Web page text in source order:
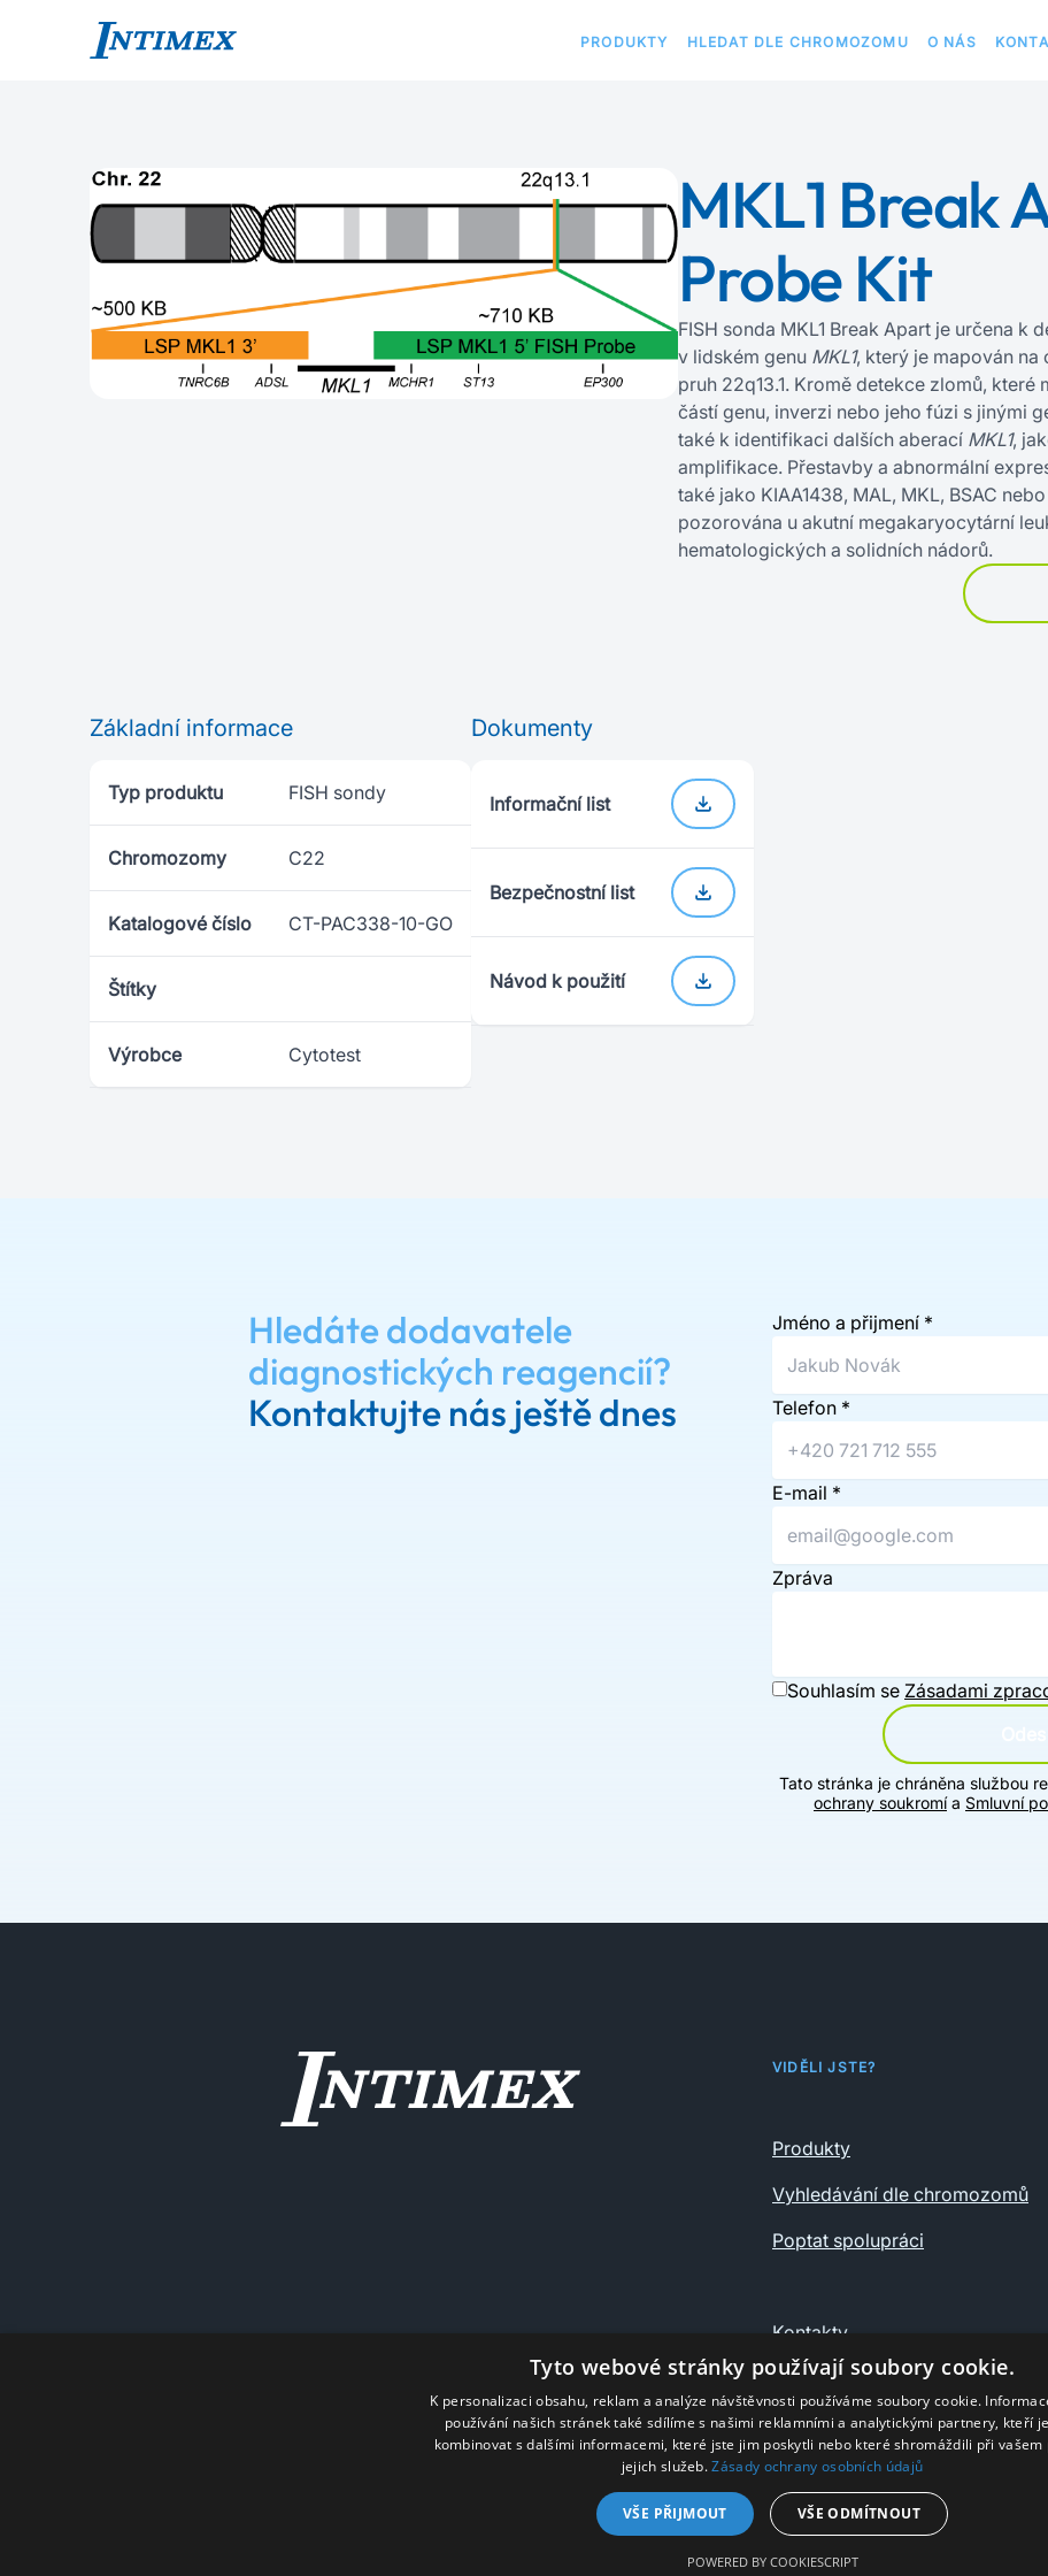
PRODUKTY HLEDAT DLE CHROMOZOMU O NÁS
MKL1 Break
Probe Kit
FISH sonda MKL1 Break Apart je určena k
v lidském genu MKL1, který je mapován
pruh 22q13.1. Kromě detekce zlomů, které
částí genu, inverzi nebo jeho fúzi s jinými
také k identifikaci dalších aberací MKL1,
amplifikace. Přestavby a abnormální
také jako KIAA1438, MAL, MKL, BSAC
pozorována u akutní megakaryocytární
hematologických a solidních nádorů.
Základní informace
Typ produktu FISH sondy
Chromozomy C22
Katalogové číslo CT-PAC338-10-GO
Štítky
Výrobce Cytotest
Dokumenty
Informační list
Bezpečnostní list
Návod k použití
Hledáte dodavatele
diagnostických reagencií?
Kontaktujte nás ještě dnes
Jméno a přijmení *
Telefon *
E-mail *
Zpráva
Souhlasím se Zásadami
Tato stránka je chráněna službou
ochrany soukromía Smluvní
VIDĚLI JSTE?
Produkty
Vyhledávání dle chromozomů
Poptat spolupráci
Kontakty
Ochrana osobních údajů
© Nyro 2025
Tyto webové stránky používají soubory cookie.
K personalizaci obsahu, reklam a analýze návštěvnosti používáme soubory cookie.
používání našich stránek také sdílíme s našimi reklamními a analytickými partnery, kteří
kombinovat s dalšími informacemi, které jste jim poskytli nebo které shromáždili při vašem
jejich služeb.Zásady ochrany osobních údajů
VŠE PŘIJMOUT VŠE ODMÍTNOUT
POWERED BY COOKIESCRIPT